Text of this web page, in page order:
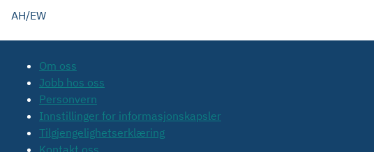
AH/EW
Om oss
Jobb hos oss
Personvern
Innstillinger for informasjonskapsler
Tilgjengelighetserklæring
Kontakt oss